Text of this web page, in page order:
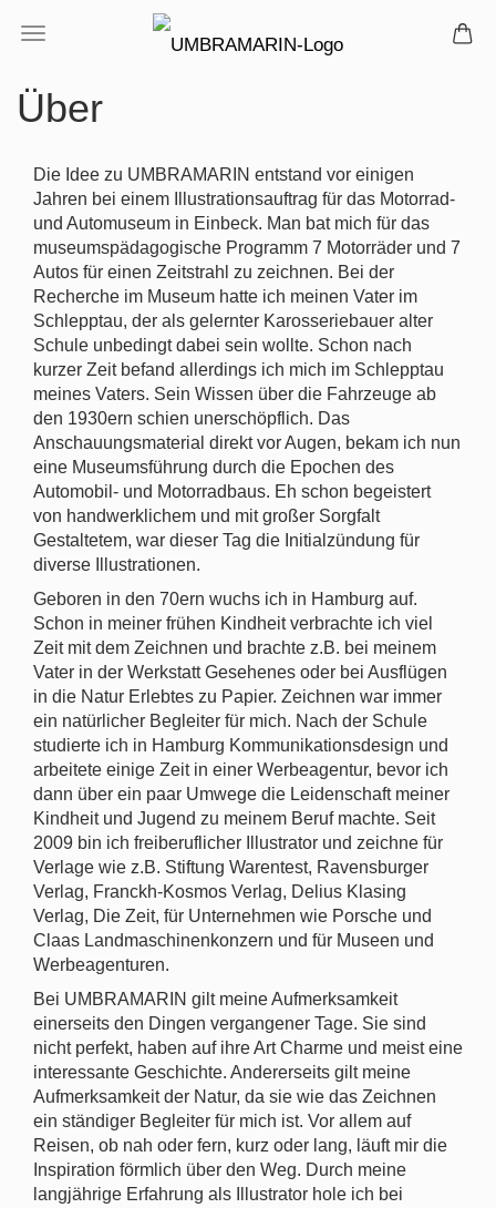
Über
Die Idee zu UMBRAMARIN entstand vor einigen
Jahren bei einem Illustrationsauftrag für das Motorrad-
und Automuseum in Einbeck. Man bat mich für das
museumspädagogische Programm 7 Motorräder und 7
Autos für einen Zeitstrahl zu zeichnen. Bei der
Recherche im Museum hatte ich meinen Vater im
Schlepptau, der als gelernter Karosseriebauer alter
Schule unbedingt dabei sein wollte. Schon nach
kurzer Zeit befand allerdings ich mich im Schlepptau
meines Vaters. Sein Wissen über die Fahrzeuge ab
den 1930ern schien unerschöpflich. Das
Anschauungsmaterial direkt vor Augen, bekam ich nun
eine Museumsführung durch die Epochen des
Automobil- und Motorradbaus. Eh schon begeistert
von handwerklichem und mit großer Sorgfalt
Gestaltetem, war dieser Tag die Initialzündung für
diverse Illustrationen.
Geboren in den 70ern wuchs ich in Hamburg auf.
Schon in meiner frühen Kindheit verbrachte ich viel
Zeit mit dem Zeichnen und brachte z.B. bei meinem
Vater in der Werkstatt Gesehenes oder bei Ausflügen
in die Natur Erlebtes zu Papier. Zeichnen war immer
ein natürlicher Begleiter für mich. Nach der Schule
studierte ich in Hamburg Kommunikationsdesign und
arbeitete einige Zeit in einer Werbeagentur, bevor ich
dann über ein paar Umwege die Leidenschaft meiner
Kindheit und Jugend zu meinem Beruf machte. Seit
2009 bin ich freiberuflicher Illustrator und zeichne für
Verlage wie z.B. Stiftung Warentest, Ravensburger
Verlag, Franckh-Kosmos Verlag, Delius Klasing
Verlag, Die Zeit, für Unternehmen wie Porsche und
Claas Landmaschinenkonzern und für Museen und
Werbeagenturen.
Bei UMBRAMARIN gilt meine Aufmerksamkeit
einerseits den Dingen vergangener Tage. Sie sind
nicht perfekt, haben auf ihre Art Charme und meist eine
interessante Geschichte. Andererseits gilt meine
Aufmerksamkeit der Natur, da sie wie das Zeichnen
ein ständiger Begleiter für mich ist. Vor allem auf
Reisen, ob nah oder fern, kurz oder lang, läuft mir die
Inspiration förmlich über den Weg. Durch meine
langjährige Erfahrung als Illustrator hole ich bei